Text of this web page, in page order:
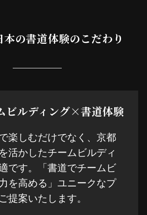
本の書道体験のこだわり
ビルディング×書道体験
楽しむだけでなく、京都
活かしたチームビルディ
です。「書道でチームビ
を高める」ユニークなプ
提案いたします。